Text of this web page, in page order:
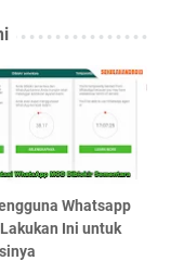
Whatsapp
Ini untuk